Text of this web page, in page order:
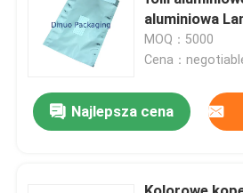
aluminiowa
Odporność na
MOQ：5000
Cena：
Najlepsza cena